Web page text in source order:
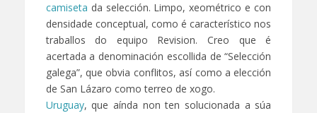
camiseta da selección. Limpo, xeométrico e con
densidade conceptual, como é característico nos
traballos do equipo Revision. Creo que é
acertada a denominación escollida de “Selección
galega”, que obvia conflitos, así como a elección
de San Lázaro como terreo de xogo.
Uruguay, que aínda non ten solucionada a súa